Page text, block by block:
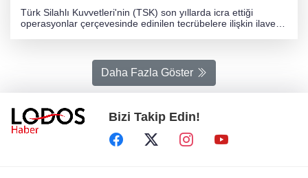
Türk Silahlı Kuvvetleri'nin (TSK) son yıllarda icra ettiği
operasyonlar çerçevesinde edinilen tecrübelere ilişkin ilave
Tankı, Sakarya'da düzenlenen törenle test için Kara
Kuvvetleri Komutanlığı'na teslim edildi. Cumhurbaşkanı
Erdoğan'nın açıklamalarının satırbaşları şöyle: Bugün de
Güvenlik güçlerimizin kullandıkları kara aracı talebini yerli
imkanlarla karşılamak için uzun yıllardır çalışıyoruz. Bu
kapsamda birçok kurum ve kuruluşumuz çeşitli tip ve
özelliklerde birçok araç üretti. Fırtına Obüslerinden farklı
Daha Fazla Göster
Bizi Takip Edin!